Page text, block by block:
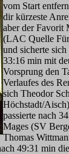
vom Start
dir kürzeste
aber der Favorit
(LAC Quelle
und sicherte
33:16 min mit
Vorsprung den
Verlaufes des
sich Theodor
Höchstadt/
passierte nach
Mages (SV
Thomas
49:31 min